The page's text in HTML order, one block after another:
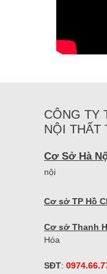
CÔNG TY
NỘI THẤT
Cơ Sở Hà
nội
Cơ sở TP Hồ
Cơ sở Thanh
Hóa
SĐT: